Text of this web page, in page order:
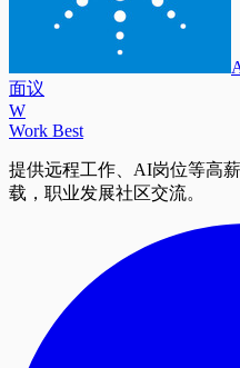
面议
W
Work Best
提供远程工作、AI岗位等高
载，职业发展社区交流。